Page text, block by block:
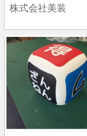
株式会社美装